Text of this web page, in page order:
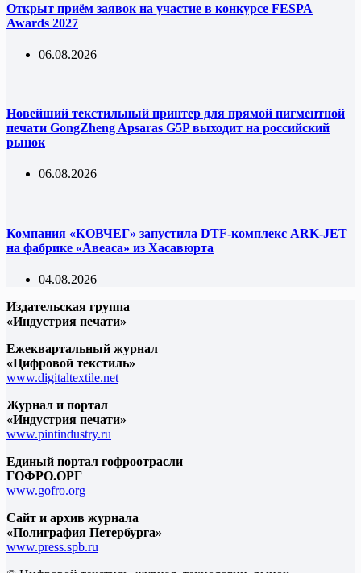
Открыт приём заявок на участие в конкурсе FESPA
Awards 2027
06.08.2026
Новейший текстильный принтер для прямой пигментной
печати GongZheng Apsaras G5P выходит на российский
рынок
06.08.2026
Компания «КОВЧЕГ» запустила DTF-комплекс ARK-JET
на фабрике «Авеаса» из Хасавюрта
04.08.2026
Издательская группа
«Индустрия печати»
Ежеквартальный журнал
«Цифровой текстиль»
www.digitaltextile.net
Журнал и портал
«Индустрия печати»
www.pintindustry.ru
Единый портал гофроотрасли
ГОФРО.ОРГ
www.gofro.org
Сайт и архив журнала
«Полиграфия Петербурга»
www.press.spb.ru